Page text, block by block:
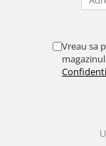
Vreau sa